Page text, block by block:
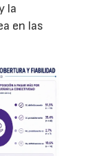
la
en las